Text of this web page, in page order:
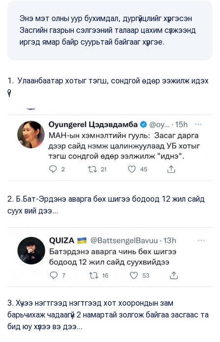
Энэ мэт олны уур бухимдал, дургүйцлийг хүргэсэн
Засгийн газрын сэлгээний талаар цахим сүлжээнд
иргэд ямар байр суурьтай байгааг хүргэе.
1. Улаанбаатар хотыг тэгш, сондгой өдөр ээжилж идэх
үү?
2. Б.Бат-Эрдэнэ аварга бөх шигээ бодоод 12 жил сайд
суух вий дээ...
3. Хүчээ нэгтгээд нэгтгээд хот хоорондын зам
барьчихаж чадаагүй 2 намартай золгож байгаа засгаас та
бид юу хүлээ вэ дээ...